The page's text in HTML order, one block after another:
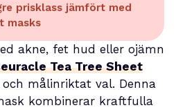
prisklass jämfört med
masks
akne, fet hud eller ojämn
Tea Tree Sheet
målinriktat val. Denna
kombinerar kraftfulla